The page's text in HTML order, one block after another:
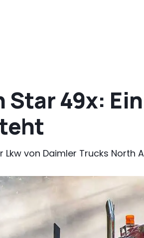
49x:
Lkw von Daimler Trucks North